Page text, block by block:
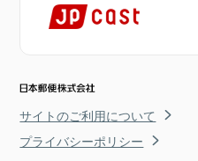
サイトのご利用について
プライバシーポリシー